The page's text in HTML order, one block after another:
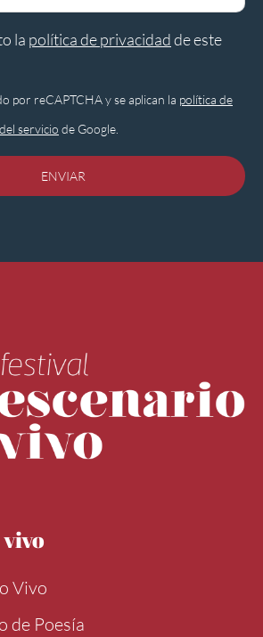
la política de privacidadde este
por reCAPTCHA y se aplican la política de
servicio de Google.
ENVIAR
Vivo
de Poesía